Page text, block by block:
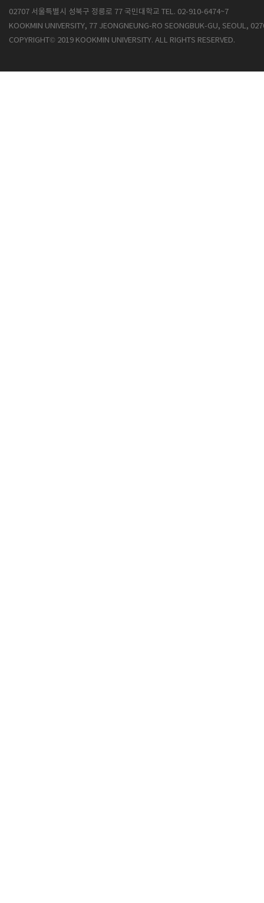
02707 서울특별시 성북구 정릉로 77 국민대학교 TEL. 02-910-6474~7
KOOKMIN UNIVERSITY, 77 JEONGNEUNG-RO SEONGBUK-GU, SEOUL,
COPYRIGHT© 2019 KOOKMIN UNIVERSITY. ALL RIGHTS RESERVED.